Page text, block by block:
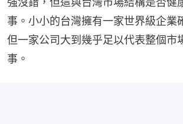
事。小小的台灣擁有一家世界級企業
但一家公司大到幾乎足以代表整個市
事。